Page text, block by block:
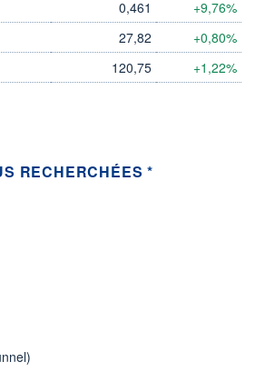
0,461 +9,76%
27,82 +0,80%
120,75 +1,22%
RECHERCHÉES *